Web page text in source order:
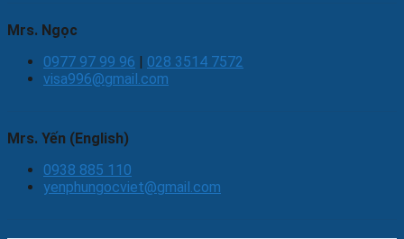
Mrs. Ngọc
0977 97 99 96 | 028 3514 7572
visa996@gmail.com
Mrs. Yến (English)
0938 885 110
yenphungocviet@gmail.com